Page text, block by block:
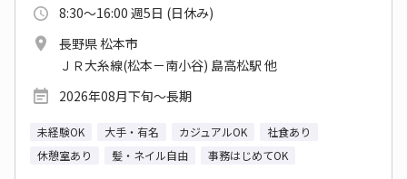
8:30～16:00 週5日 (日休み)
長野県 松本市
ＪＲ大糸線(松本－南小谷) 島高松駅 他
2026年08月下旬～長期
未経験OK 大手・有名 カジュアルOK
社食あり
休憩室あり
髪・ネイル自由 事務はじめてOK